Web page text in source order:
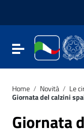
Vai al footer
Attiva / disattiva la
Home / Novità / Le
Giornata del calzini
Giornata